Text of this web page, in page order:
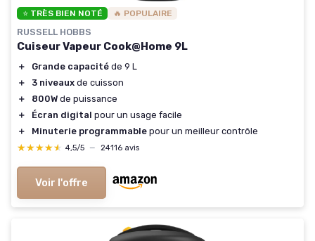
⭐ TRÈS BIEN NOTÉ 🔥 POPULAIRE
RUSSELL HOBBS
Cuiseur Vapeur Cook@Home 9L
＋ Grande capacité de 9 L
＋
3 niveaux de cuisson
＋
800W de puissance
＋
Écran digital pour un usage facile
＋
Minuterie programmable pour un meilleur contrôle
★★★★★
★★★★★ 4,5/5 — 24116 avis
Voir l'offre